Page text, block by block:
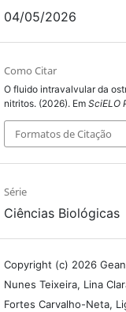
04/05/2026
Como Citar
O fluido intravalvular da
nitritos. (2026). Em SciELO
Formatos de Citação
Série
Ciências Biológicas
Copyright (c) 2026
Nunes Teixeira, Lina
Fortes Carvalho-Neta,